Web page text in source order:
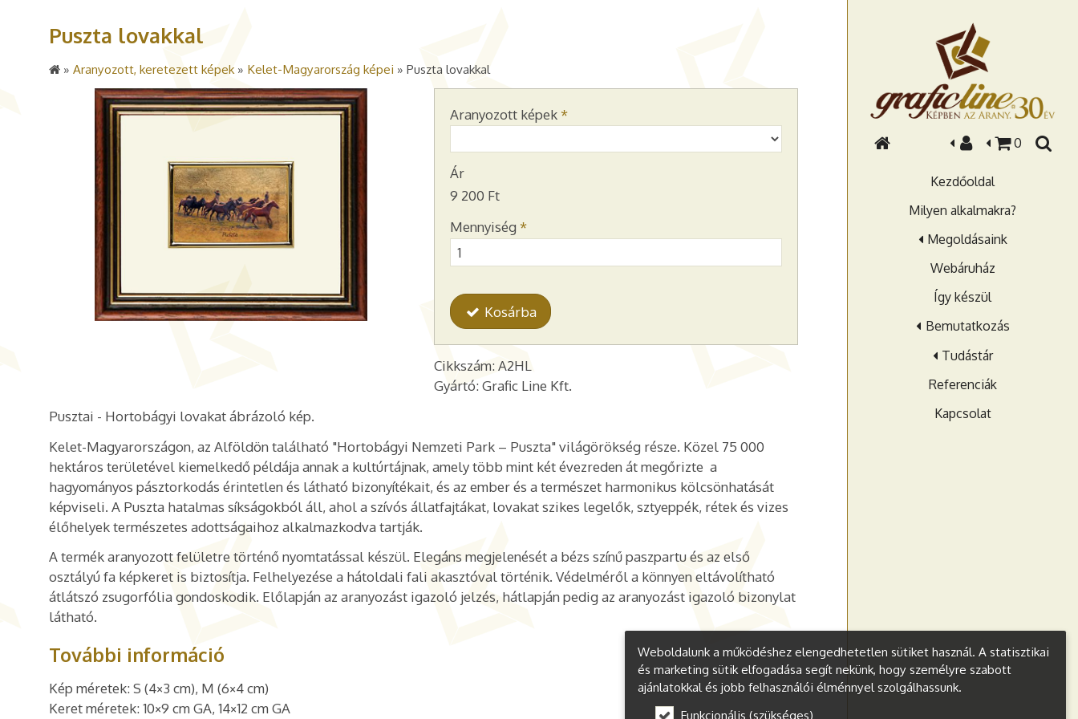
0
Kezdőoldal
Milyen alkalmakra?
Megoldásaink
Webáruház
Így készül
Bemutatkozás
Tudástár
Referenciák
Kapcsolat
Puszta lovakkal
» Aranyozott, keretezett képek» Kelet-Magyarország képei » Puszta lovakkal
Aranyozott képek *
Ár
9 200 Ft
Mennyiség *
Kosárba
Cikkszám: A2HL
Gyártó: Grafic Line Kft.
Pusztai - Hortobágyi lovakat ábrázoló kép.
Kelet-Magyarországon, az Alföldön található "Hortobágyi Nemzeti Park – Puszta" világörökség része. Közel 75 000
hektáros területével kiemelkedő példája annak a kultúrtájnak, amely több mint két évezreden át megőrizte a
hagyományos pásztorkodás érintetlen és látható bizonyítékait, és az ember és a természet harmonikus kölcsönhatását
képviseli. A Puszta hatalmas síkságokból áll, ahol a szívós állatfajtákat, lovakat szikes legelők, sztyeppék, rétek és vizes
élőhelyek természetes adottságaihoz alkalmazkodva tartják.
A termék aranyozott felületre történő nyomtatással készül. Elegáns megjelenését a bézs színű paszpartu és az első
osztályú fa képkeret is biztosítja. Felhelyezése a hátoldali fali akasztóval történik. Védelméről a könnyen eltávolítható
átlátszó zsugorfólia gondoskodik. Előlapján az aranyozást igazoló jelzés, hátlapján pedig az aranyozást igazoló bizonylat
látható.
További információ
Kép méretek: S (4×3 cm), M (6×4 cm)
Keret méretek: 10×9 cm GA, 14×12 cm GA
Weboldalunk a működéshez elengedhetetlen sütiket használ. A statisztikai
és marketing sütik elfogadása segít nekünk, hogy személyre szabott
ajánlatokkal és jobb felhasználói élménnyel szolgálhassunk.
Funkcionális (szükséges)